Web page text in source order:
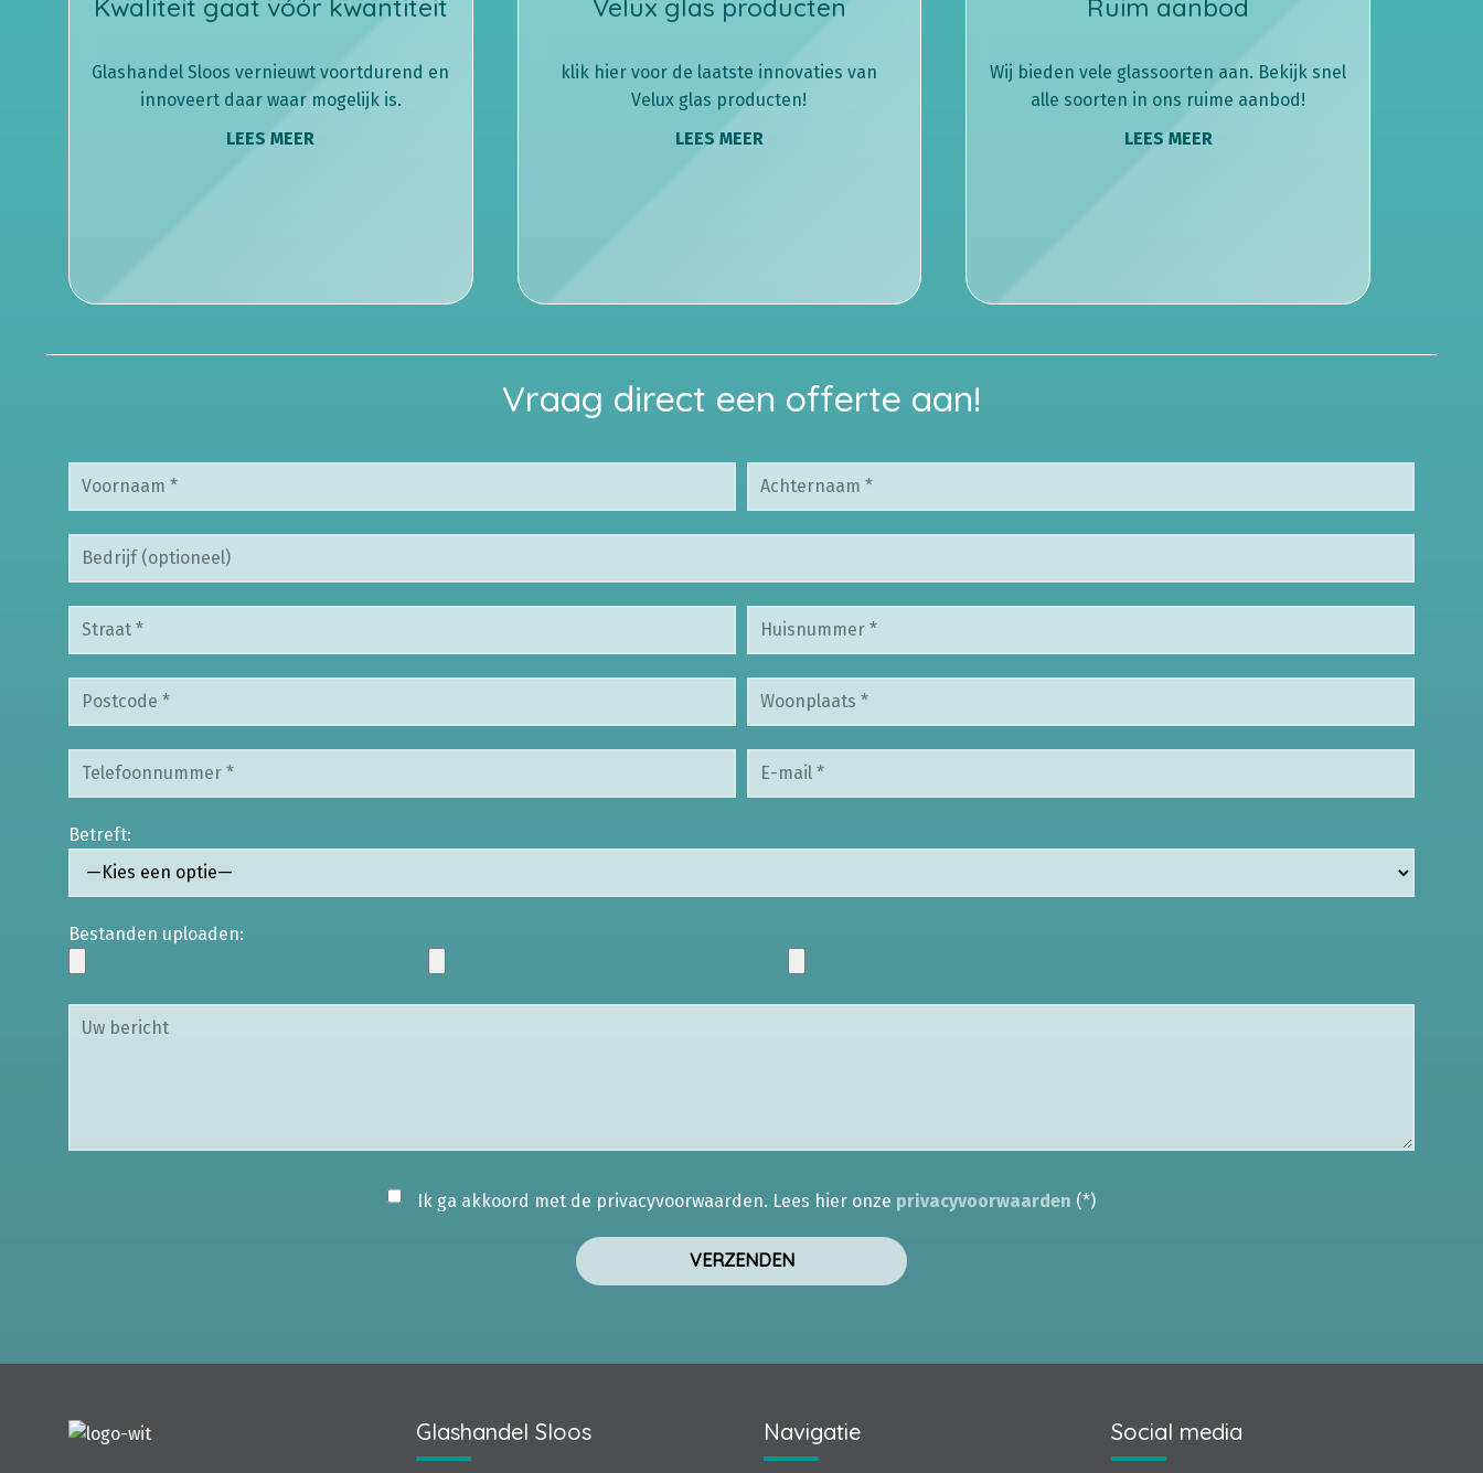
Kwaliteit gaat vóór kwantiteit
Glashandel Sloos vernieuwt voortdurend en
innoveert daar waar mogelijk is.
LEES MEER
Velux glas producten
klik hier voor de laatste innovaties van
Velux glas producten!
LEES MEER
Ruim aanbod
Wij bieden vele glassoorten aan. Bekijk snel
alle soorten in ons ruime aanbod!
LEES MEER
Vraag direct een offerte aan!
Betreft:
Bestanden uploaden:
Ik ga akkoord met de privacyvoorwaarden. Lees hier onze privacyvoorwaarden (*)
Glashandel Sloos Navigatie Social media